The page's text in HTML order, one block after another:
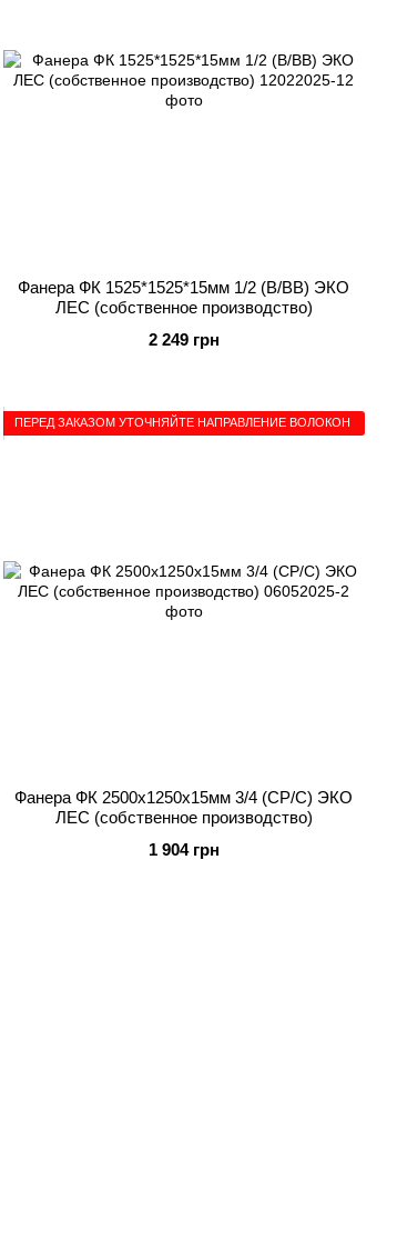
Фанера ФК 1525*1525*15мм 1/2 (B/BB) ЭКО
ЛЕС (собственное производство)
2 249 грн
ПЕРЕД ЗАКАЗОМ УТОЧНЯЙТЕ НАПРАВЛЕНИЕ ВОЛОКОН
Фанера ФК 2500x1250x15мм 3/4 (CP/C) ЭКО
ЛЕС (собственное производство)
1 904 грн